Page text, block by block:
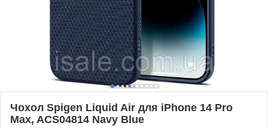
Чохол Spigen Liquid Air для iPhone 14 Pro
Max, ACS04814 Navy Blue